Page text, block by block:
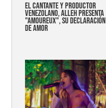
EL CANTANTE Y PRODUCTOR
VENEZOLANO, ALLEH PRESENTA
"AMOUREUX", SU DECLARACIÓN
DE AMOR